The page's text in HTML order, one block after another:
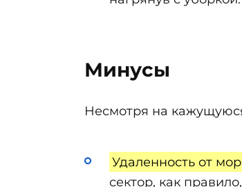
Минусы
Несмотря на
Удаленность от
сектор, как